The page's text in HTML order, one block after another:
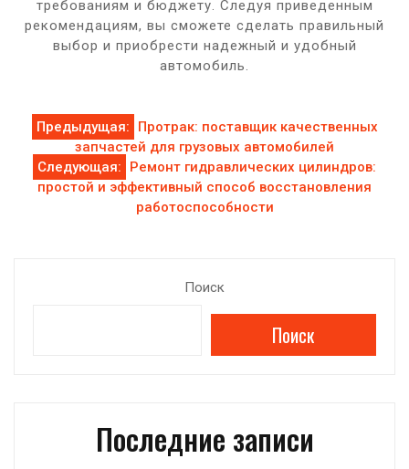
требованиям и бюджету. Следуя приведенным
рекомендациям, вы сможете сделать правильный
выбор и приобрести надежный и удобный
автомобиль.
Навигация
по
записям
Предыдущая:
Протрак: поставщик качественных
запчастей для грузовых автомобилей
Следующая:
Ремонт гидравлических цилиндров:
простой и эффективный способ восстановления
работоспособности
Поиск
Поиск
Последние записи